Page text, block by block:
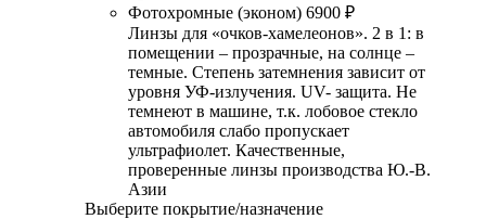
Фотохромные (эконом) 6900 ₽
Линзы для «очков-хамелеонов». 2 в 1: в
помещении – прозрачные, на солнце –
темные. Степень затемнения зависит от
уровня УФ-излучения. UV- защита. Не
темнеют в машине, т.к. лобовое стекло
автомобиля слабо пропускает
ультрафиолет. Качественные,
проверенные линзы производства Ю.-В.
Азии
Выберите покрытие/назначение